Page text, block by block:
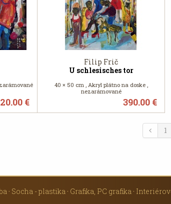
€
Filip Frič
U schlesisches tor
40 × 50 cm , Akryl plátno na doske ,
nezarámované
390.00 €
1
· Socha - plastika· Grafika, PC grafika·